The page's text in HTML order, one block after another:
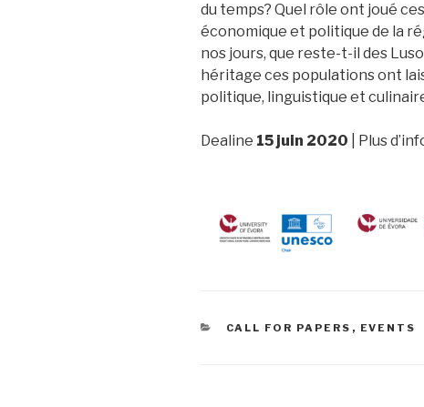
du temps? Quel rôle ont joué
économique et politique de la
nos jours, que reste-t-il des
héritage ces populations ont
politique, linguistique et
Dealine 15 juin 2020 | Plus
CATEGORIES
CALL FOR PAPERS , EVENTS